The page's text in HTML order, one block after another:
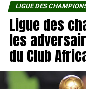
LIGUE DES
Ligue des
les
du Club